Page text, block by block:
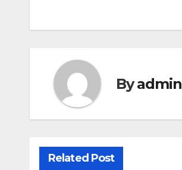
Byadmin
Related Post